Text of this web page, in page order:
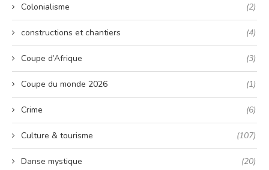
Colonialisme (2)
constructions et chantiers (4)
Coupe d’Afrique (3)
Coupe du monde 2026 (1)
Crime (6)
Culture & tourisme (107)
Danse mystique (20)